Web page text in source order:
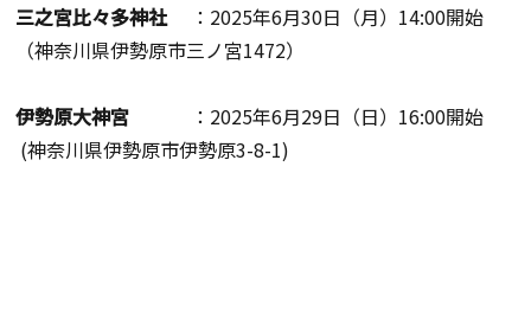
三之宮比々多神社： 2025年6月30日（月） 14:00開始
（神奈川県伊勢原市三ノ宮1472）
伊勢原大神宮 ： 2025年6月29日（日） 16:00開始
(神奈川県伊勢原市伊勢原3-8-1)